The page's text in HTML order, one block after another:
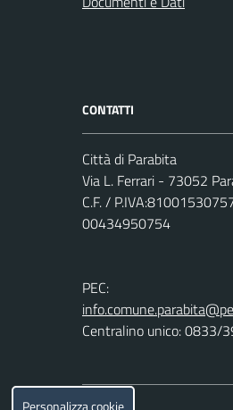
CONTATTI
Città di Parabita
Via L. Ferrari - 73052
C.F. /
00434950754
PEC:
Centralino unico: 0833/